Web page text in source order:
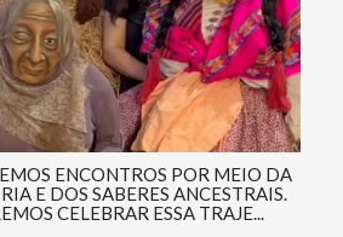
ENCONTROS POR MEIO DA
E DOS SABERES ANCESTRAIS.
CELEBRAR ESSA TRAJE...